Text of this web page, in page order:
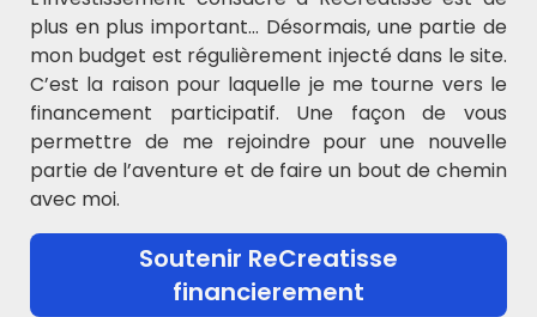
Enregistrer mon nom, mon e-mail et mon site dans le
navigateur pour mon prochain commentaire.
28 commentaires
Neigedvtdit :
18 juin 2014 à 19 h 38 min
Super. Tu es en pleine forme dis donc. Tu
plus en plus important… Désormais, une partie de
mon budget est régulièrement injecté dans le site.
C’est la raison pour laquelle je me tourne vers le
financement participatif. Une façon de vous
permettre de me rejoindre pour une nouvelle
partie de l’aventure et de faire un bout de chemin
avec moi.
Soutenir ReCreatisse
financierement